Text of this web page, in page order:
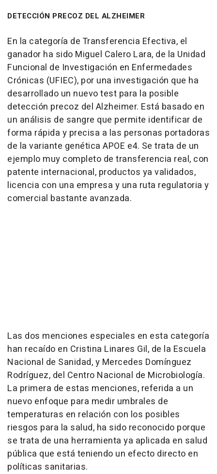
DETECCIÓN PRECOZ DEL ALZHEIMER
En la categoría de Transferencia Efectiva, el
ganador ha sido Miguel Calero Lara, de la Unidad
Funcional de Investigación en Enfermedades
Crónicas (UFIEC), por una investigación que ha
desarrollado un nuevo test para la posible
detección precoz del Alzheimer. Está basado en
un análisis de sangre que permite identificar de
forma rápida y precisa a las personas portadoras
de la variante genética APOE e4. Se trata de un
ejemplo muy completo de transferencia real, con
patente internacional, productos ya validados,
licencia con una empresa y una ruta regulatoria y
comercial bastante avanzada.
Las dos menciones especiales en esta categoría
han recaído en Cristina Linares Gil, de la Escuela
Nacional de Sanidad, y Mercedes Domínguez
Rodríguez, del Centro Nacional de Microbiología.
La primera de estas menciones, referida a un
nuevo enfoque para medir umbrales de
temperaturas en relación con los posibles
riesgos para la salud, ha sido reconocido porque
se trata de una herramienta ya aplicada en salud
pública que está teniendo un efecto directo en
políticas sanitarias.